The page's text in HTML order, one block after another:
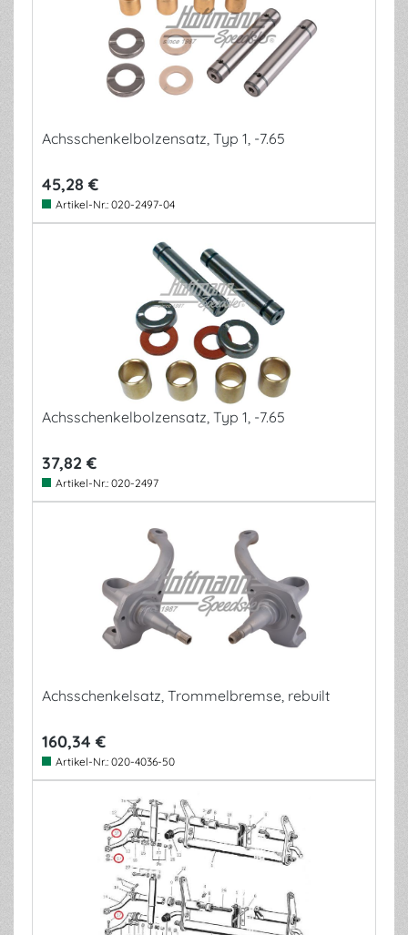
Achsschenkelbolzensatz, Typ 1, -7.65
45,28 €
Artikel-Nr.: 020-2497-04
Achsschenkelbolzensatz, Typ 1, -7.65
37,82 €
Artikel-Nr.: 020-2497
Achsschenkelsatz, Trommelbremse, rebuilt
160,34 €
Artikel-Nr.: 020-4036-50